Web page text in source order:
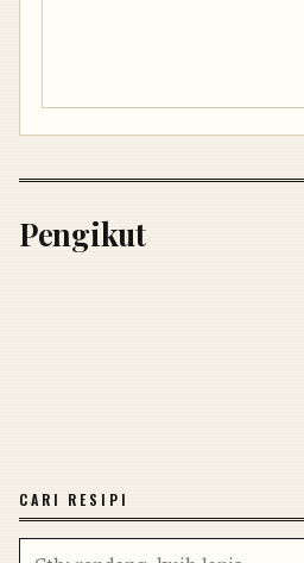
Pengikut
CARI RESIPI